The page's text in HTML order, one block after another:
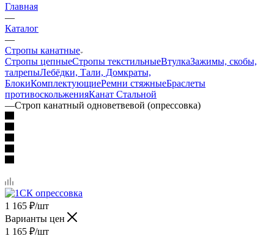
Главная
—
Каталог
—
Стропы канатные
Стропы цепныеСтропы текстильныеВтулкаЗажимы, скобы,
талрепыЛебёдки, Тали, Домкраты,
БлокиКомплектующиеРемни стяжныеБраслеты
противоскольженияКанат Стальной
—Строп канатный одноветвевой (опрессовка)
1 165 ₽/шт
Варианты цен
1 165 ₽/шт